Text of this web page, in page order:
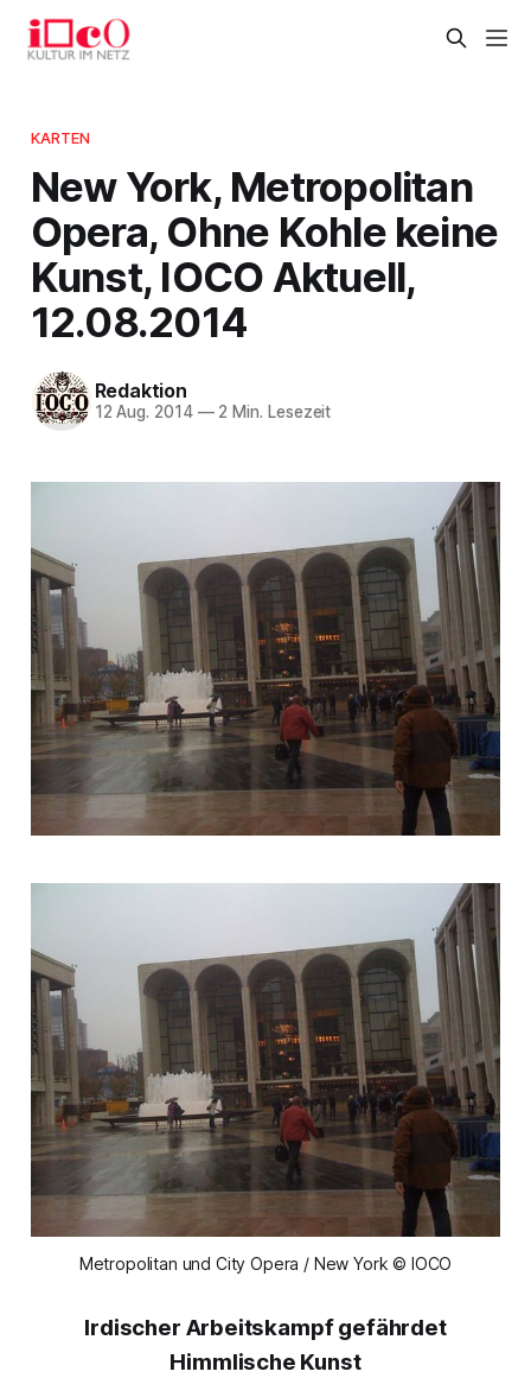
KARTEN
New York, Metropolitan
Opera, Ohne Kohle keine
Kunst, IOCO Aktuell,
12.08.2014
Redaktion
12 Aug. 2014 —2 Min. Lesezeit
Metropolitan und City Opera / New York © IOCO
Irdischer Arbeitskampf gefährdet
Himmlische Kunst